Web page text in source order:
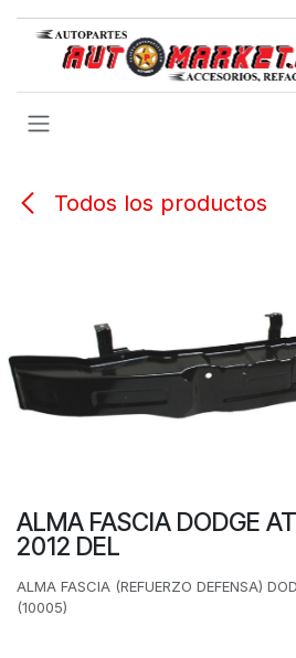
Todos los productos
ALMA FASCIA DODGE
2012 DEL
ALMA FASCIA (REFUERZO DEFENSA)
(10005)